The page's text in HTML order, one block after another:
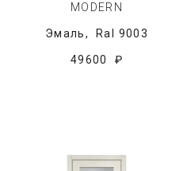
MODERN
Эмаль, Ral 9003
49600 ₽